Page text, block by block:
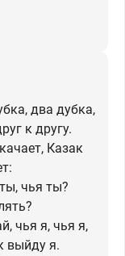
два дубка,
к другу.
Казак
чья ты?
чья я, чья я,
выйду я.